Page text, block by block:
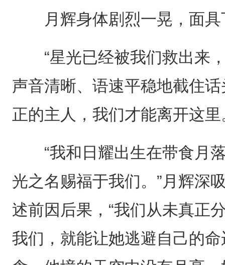
月辉身体剧烈一晃，面具
“星光已经被我们救出来，
声音清晰、语速平稳地截住
正的主人，我们才能离开这里
“我和日耀出生在带食月落
光之名赐福于我们。”月辉深
述前因后果，“我们从未真正
我们，就能让她逃避自己的